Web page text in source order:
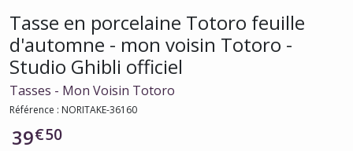
Tasse en porcelaine Totoro feuille
d'automne - mon voisin Totoro -
Studio Ghibli officiel
Tasses - Mon Voisin Totoro
Référence : NORITAKE-36160
39€50